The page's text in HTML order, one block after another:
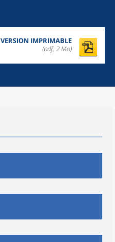
VERSION IMPRIMABLE
(pdf, 2 Mo)